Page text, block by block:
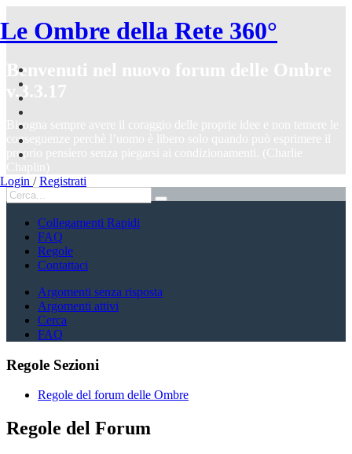
Le Ombre della Rete 360°
Login / Registrati
Benvenuti nel nuovo forum delle Ombre
v.3.3.17
Bisogna sempre avere il coraggio delle proprie idee e non temere le
conseguenze perchè l’uomo è libero solo quando può esprimere il
proprio pensiero senza piegarsi ai condizionamenti. (Charlie
Chaplin)
Collegamenti Rapidi
FAQ
Regole
Contattaci
Argomenti senza risposta
Argomenti attivi
Cerca
FAQ
Regole Sezioni
Regole del forum delle Ombre
Regole del Forum